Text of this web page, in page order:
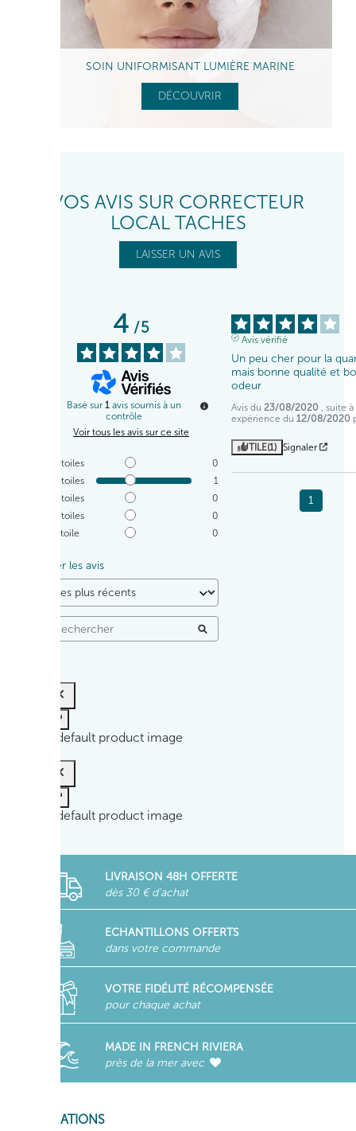
SOIN UNIFORMISANT LUMIÈRE MARINE
DÉCOUVRIR
VOS AVIS SUR CORRECTEUR
LOCAL TACHES
LAISSER UN AVIS
4/5
Basé sur 1 avis soumis à un
contrôle
Voir tous les avis sur ce site
étoiles
0
étoiles
1
étoiles
0
étoiles
0
étoile 0
Trier les avis
Avis vérifié
Un peu cher pour la
mais bonne qualité et
odeur
Avis du 23/08/2020
, suite
expérience du 12/08/2020
UTILE(1) Signaler
1
LIVRAISON 48H OFFERTE
dès 30 € d'achat
ECHANTILLONS OFFERTS
dans votre commande
VOTRE FIDÉLITÉ RÉCOMPENSÉE
pour chaque achat
MADE IN FRENCH RIVIERA
près de la mer avec
INFORMATIONS